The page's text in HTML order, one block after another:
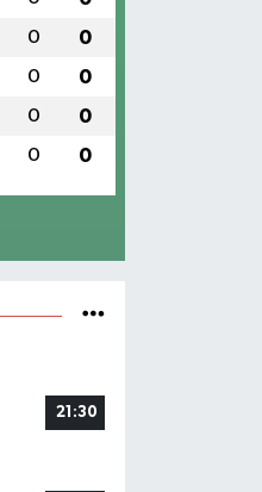
0 0
0 0
0 0
0 0
21:30